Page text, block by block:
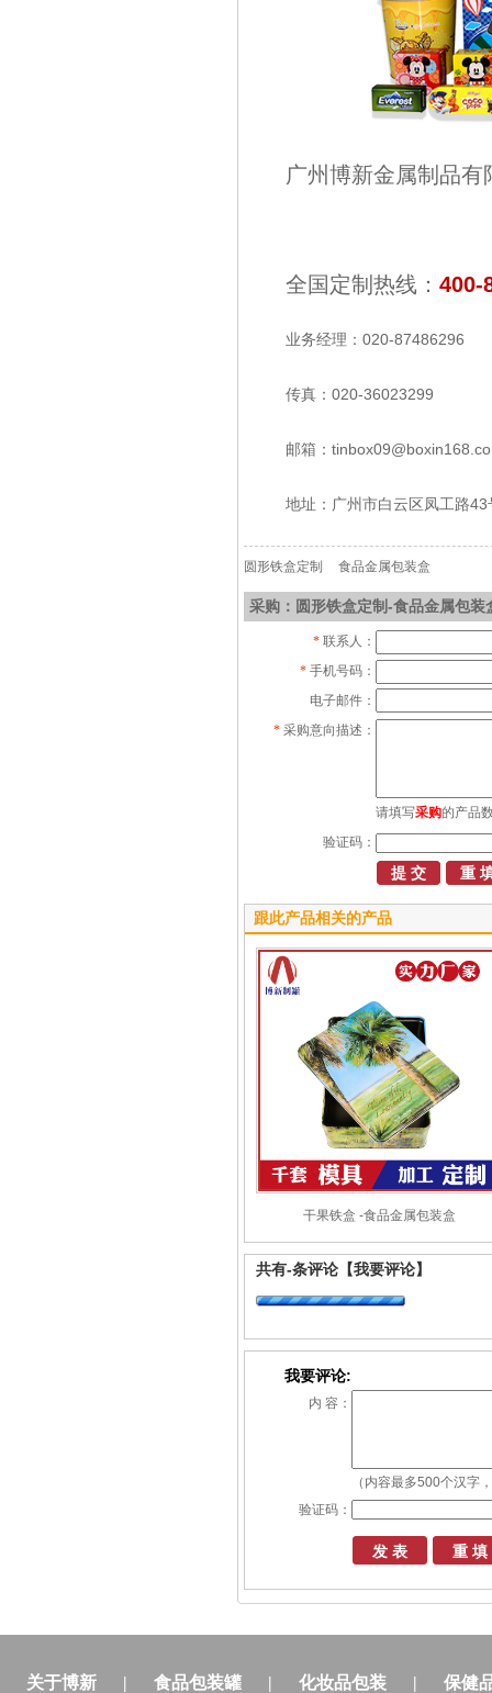
广州博新金属制品有
全国定制热线： 400-
业务经理：020-87486296
传真：020-36023299
邮箱：
地址：广州市白云区凤工路
圆形铁盒定制 食品金属包装盒
采购：圆形铁盒定制-食品金属包装
* 联系人：
* 手机号码：
电子邮件：
* 采购意向描述：
请填写采购的产品
验证码：
跟此产品相关的产品
干果铁盒 -食品金属包装盒
共有-条评论 【我要评论】
我要评论:
内 容：
（内容最多500个汉字
验证码：
关于博新 | 食品包装罐 | 化妆品包装 | 保健